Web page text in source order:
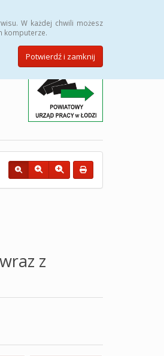
W każdej chwili możesz
komputerze.
Potwierdź i zamknij
z